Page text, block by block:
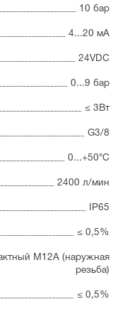
10 бар
4...20 мА
24VDC
0...9 бар
≤ 3Вт
G3/8
0...+50°С
2400 л/мин
IP65
≤ 0,5%
М12А (наружная
резьба)
≤ 0,5%